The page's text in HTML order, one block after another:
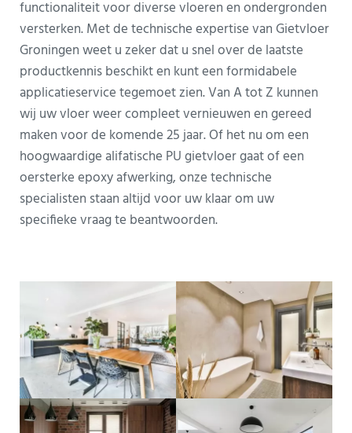
functionaliteit voor diverse vloeren en ondergronden
versterken. Met de technische expertise van Gietvloer
Groningen weet u zeker dat u snel over de laatste
productkennis beschikt en kunt een formidabele
applicatieservice tegemoet zien. Van A tot Z kunnen
wij uw vloer weer compleet vernieuwen en gereed
maken voor de komende 25 jaar. Of het nu om een
hoogwaardige alifatische PU gietvloer gaat of een
oersterke epoxy afwerking, onze technische
specialisten staan altijd voor uw klaar om uw
specifieke vraag te beantwoorden.